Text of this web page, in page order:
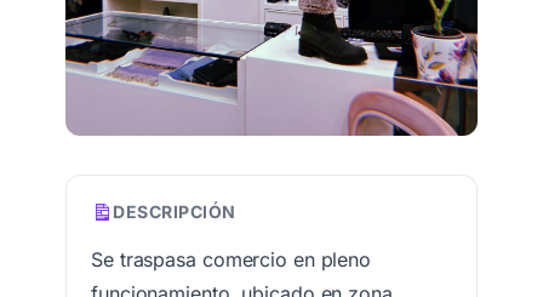
DESCRIPCIÓN
Se traspasa comercio en pleno